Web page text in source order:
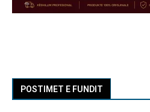
POSTIMET E FUNDIT